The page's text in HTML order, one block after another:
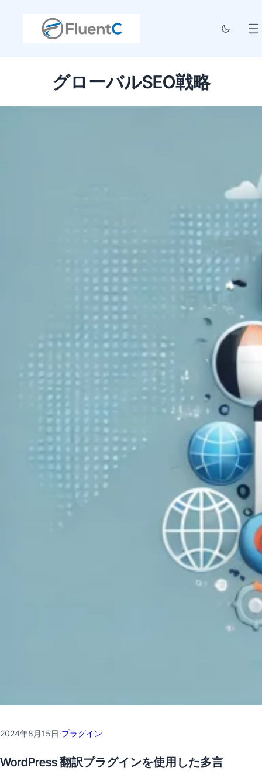
グローバルSEO戦略
2024年8月15日·プラグイン
WordPress 翻訳プラグインを使用した多言